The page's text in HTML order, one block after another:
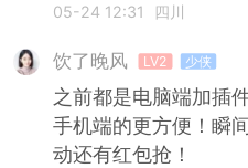
05-24 12:31 四川
饮了晚风 LV2 少侠
之前都是电脑端加插
手机端的更方便！瞬
动还有红包抢！